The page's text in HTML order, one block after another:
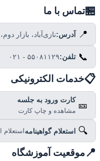
تماس با ما
📍 آدرس:نازی‌آباد، بازار دوم،
📞 تلفن:۰۲۱ - ۵۵۰۸۱۱۲۹
خدمات الکترونیکی
🎫 کارت ورود به جلسه
مشاهده و چاپ کارت
🔍 استعلام گواهینامهاستعلام
موقعیت آموزشگاه